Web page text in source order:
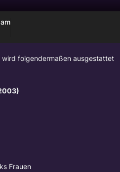
am
wird folgendermaßen ausgestattet
Frauen